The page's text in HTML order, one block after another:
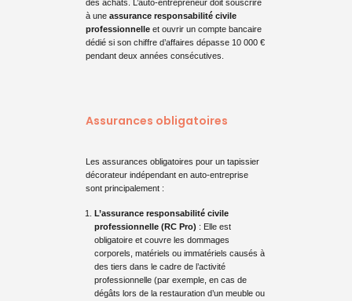
des achats. L’auto-entrepreneur doit souscrire
à une assurance responsabilité civile
professionnelleet ouvrir un compte bancaire
dédié si son chiffre d’affaires dépasse 10 000 €
pendant deux années consécutives.
Assurances obligatoires
Les assurances obligatoires pour un tapissier
décorateur indépendant en auto-entreprise
sont principalement :
L’assurance responsabilité civile
professionnelle (RC Pro) : Elle est
obligatoire et couvre les dommages
corporels, matériels ou immatériels causés à
des tiers dans le cadre de l’activité
professionnelle (par exemple, en cas de
dégâts lors de la restauration d’un meuble ou